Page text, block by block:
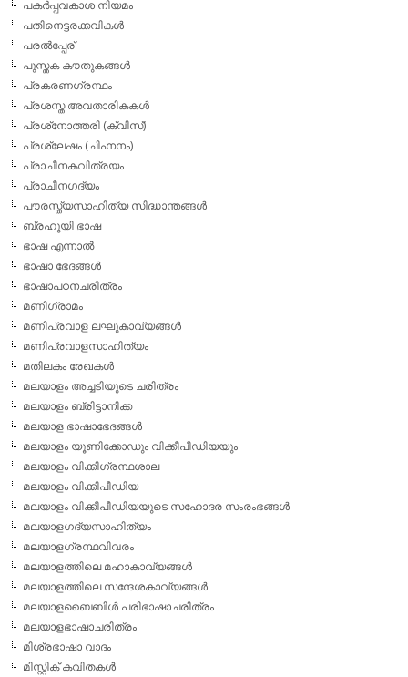
പകര്‍പ്പവകാശ നിയമം
പതിനെട്ടരക്കവികള്‍
പരല്‍പ്പേര്
പുസ്തക കൗതുകങ്ങള്‍
പ്രകരണഗ്രന്ഥം
പ്രശസ്ത അവതാരികകള്‍
പ്രശ്‌നോത്തരി (ക്വിസ്)
പ്രശ്ലേഷം (ചിഹ്നനം)
പ്രാചീനകവിത്രയം
പ്രാചീനഗദ്യം
പൗരസ്ത്യസാഹിത്യ സിദ്ധാന്തങ്ങള്‍
ബ്രഹൂയി ഭാഷ
ഭാഷ എന്നാല്‍
ഭാഷാ ഭേദങ്ങള്‍
ഭാഷാപഠനചരിത്രം
മണിഗ്രാമം
മണിപ്രവാള ലഘുകാവ്യങ്ങള്‍
മണിപ്രവാളസാഹിത്യം
മതിലകം രേഖകള്‍
മലയാളം അച്ചടിയുടെ ചരിത്രം
മലയാളം ബ്രിട്ടാനിക്ക
മലയാള ഭാഷാഭേദങ്ങള്‍
മലയാളം യൂണിക്കോഡും വിക്കീപീഡിയയും
മലയാളം വിക്കിഗ്രന്ഥശാല
മലയാളം വിക്കിപീഡിയ
മലയാളം വിക്കീപീഡിയയുടെ സഹോദര സംരംഭങ്ങള്‍
മലയാളഗദ്യസാഹിത്യം
മലയാളഗ്രന്ഥവിവരം
മലയാളത്തിലെ മഹാകാവ്യങ്ങള്‍
മലയാളത്തിലെ സന്ദേശകാവ്യങ്ങള്‍
മലയാളബൈബിള്‍ പരിഭാഷാചരിത്രം
മലയാളഭാഷാചരിത്രം
മിശ്രഭാഷാ വാദം
മിസ്റ്റിക് കവിതകള്‍